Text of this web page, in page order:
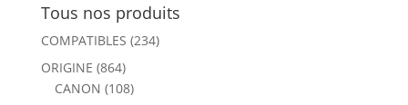
Tous nos produits
COMPATIBLES (234)
ORIGINE (864)
CANON (108)